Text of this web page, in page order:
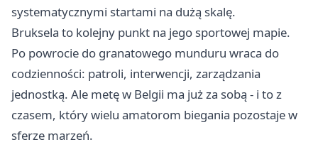
systematycznymi startami na dużą skalę.
Bruksela to kolejny punkt na jego sportowej mapie.
Po powrocie do granatowego munduru wraca do
codzienności: patroli, interwencji, zarządzania
jednostką. Ale metę w Belgii ma już za sobą - i to z
czasem, który wielu amatorom biegania pozostaje w
sferze marzeń.